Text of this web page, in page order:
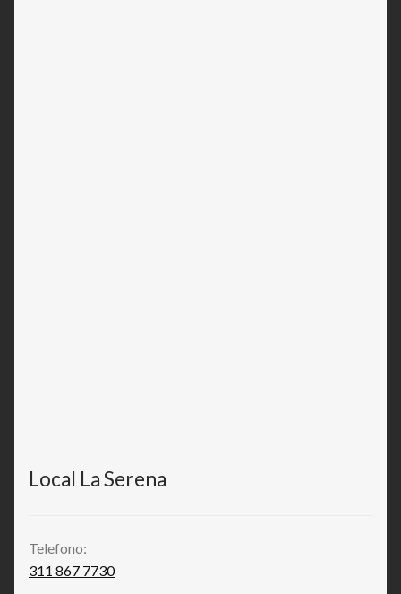
Local La Serena
Telefono:
311 867 7730